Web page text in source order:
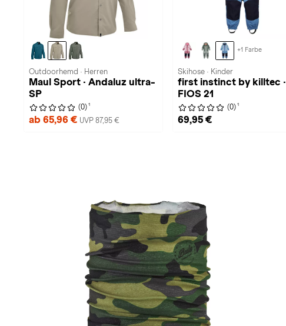
Outdoorhemd · Herren
Maul Sport · Andaluz ultra-
SP
(0) 1
ab 65,96 € UVP 87,95 €
+1 Farbe
Skihose · Kinder
first instinct by killtec ·
FIOS 21
(0) 1
69,95 €